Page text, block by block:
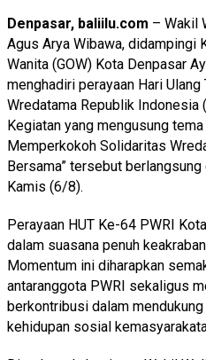
Denpasar, baliilu.com – Wakil
Agus Arya Wibawa, didampingi
Wanita (GOW) Kota Denpasar
menghadiri perayaan Hari
Wredatama Republik Indonesia
Kegiatan yang mengusung
Memperkokoh Solidaritas
Bersama” tersebut
Kamis (6/8).
Perayaan HUT Ke-64 PWRI
dalam suasana penuh
Momentum ini diharapkan
antaranggota PWRI sekaligus
berkontribusi dalam
kehidupan sosial